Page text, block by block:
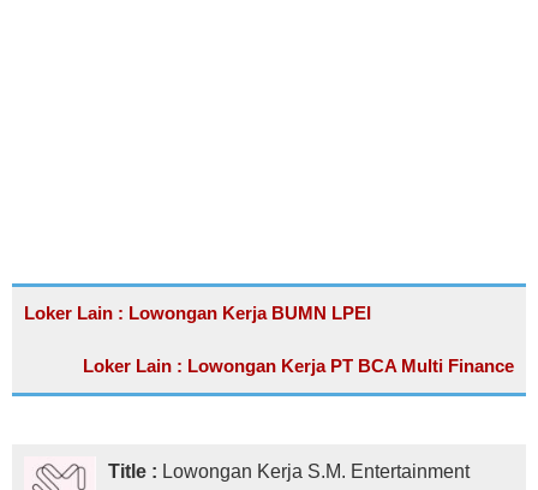
Loker Lain : Lowongan Kerja BUMN LPEI
Loker Lain : Lowongan Kerja PT BCA Multi Finance
Title : Lowongan Kerja S.M. Entertainment